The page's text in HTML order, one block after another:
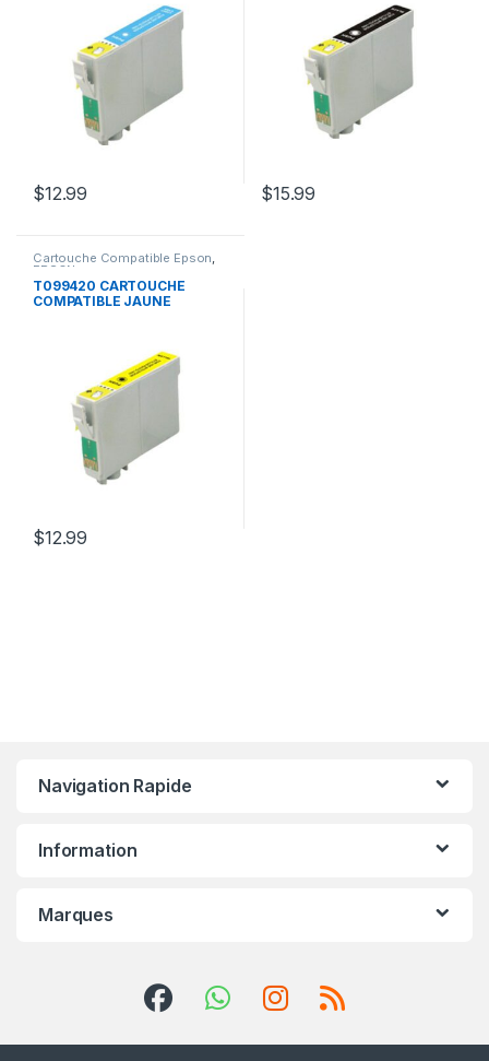
$12.99 $15.99
Cartouche Compatible Epson,
EPSON
T099420 CARTOUCHE
COMPATIBLE JAUNE
$12.99
Navigation Rapide
Information
Marques